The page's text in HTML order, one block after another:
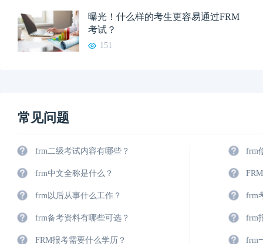
曝光！什么样的考生更容易通过FRM
考试？
151
常见问题
frm二级考试内容有哪些？
frm中文全称是什么？
frm以后从事什么工作？
frm备考资料有哪些可选？
FRM报考需要什么学历？
frm
frm
frm
frm